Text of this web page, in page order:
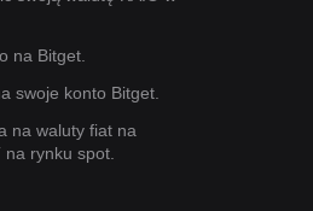
na Bitget.
swoje konto Bitget.
na waluty fiat na
rynku spot.